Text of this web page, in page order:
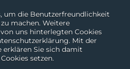
um die Benutzerfreundlichkeit
machen. Weitere
uns hinterlegten Cookies
Mit der
erklären Sie sich damit
setzen.